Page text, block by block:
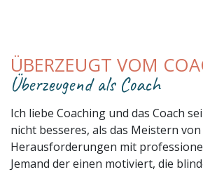
ÜBERZEUGT VOM
Überzeugend als Coach
Ich liebe Coaching und das Coach
nicht besseres, als das Meistern von
Herausforderungen mit
Jemand der einen motiviert, die